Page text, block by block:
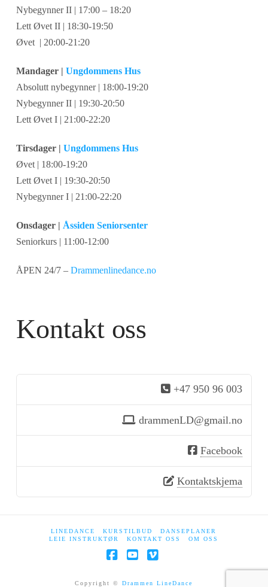
Nybegynner II | 17:00 – 18:20
Lett Øvet II | 18:30-19:50
Øvet | 20:00-21:20
Mandager | Ungdommens Hus
Absolutt nybegynner | 18:00-19:20
Nybegynner II | 19:30-20:50
Lett Øvet I | 21:00-22:20
Tirsdager | Ungdommens Hus
Øvet | 18:00-19:20
Lett Øvet I | 19:30-20:50
Nybegynner I | 21:00-22:20
Onsdager | Åssiden Seniorsenter
Seniorkurs | 11:00-12:00
ÅPEN 24/7 – Drammenlinedance.no
Kontakt oss
+47 950 96 003
drammenLD@gmail.no
Facebook
Kontaktskjema
LINEDANCE KURSTILBUD
DANSEPLANER
LEIE INSTRUKTØR
KONTAKT OSS OM OSS
Copyright ©Drammen LineDance